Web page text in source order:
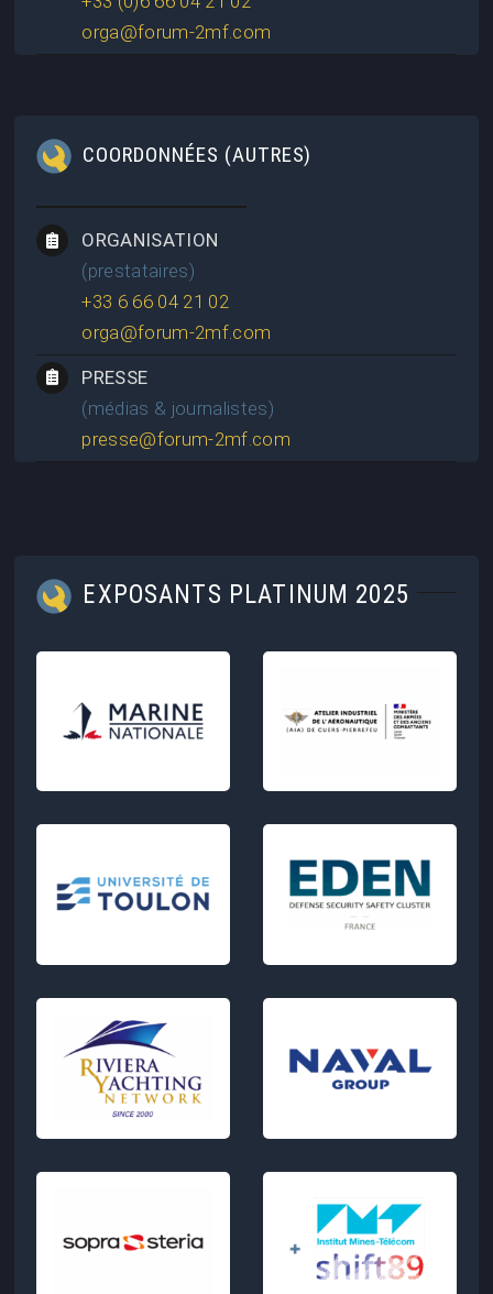
orga@forum-2mf.com
COORDONNÉES (AUTRES)
ORGANISATION
(prestataires)
+33 6 66 04 21 02
orga@forum-2mf.com
PRESSE
(médias & journalistes)
presse@forum-2mf.com
EXPOSANTS PLATINUM 2025